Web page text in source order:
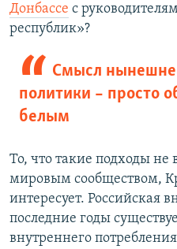
Донбассе с
республик»?
Смысл
политики – просто
белым
То, что такие подходы
мировым сообществом,
интересует. Российская
последние годы
внутреннего